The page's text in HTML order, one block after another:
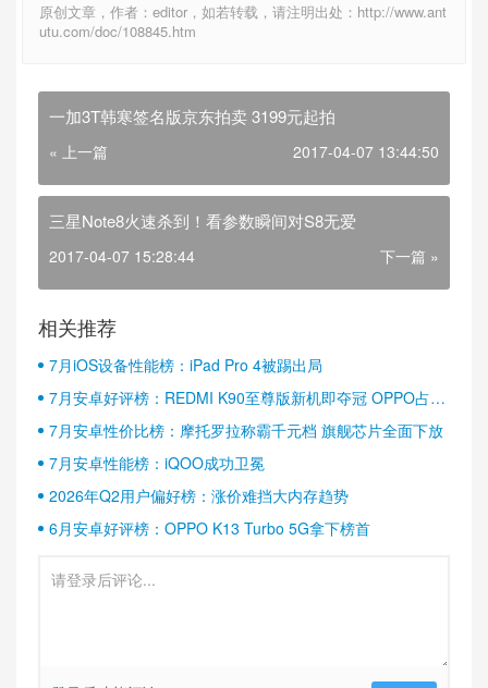
原创文章，作者：editor，如若转载，请注明出处：http://www.ant
utu.com/doc/108845.htm
一加3T韩寒签名版京东拍卖 3199元起拍
« 上一篇 2017-04-07 13:44:50
三星Note8火速杀到！看参数瞬间对S8无爱
2017-04-07 15:28:44 下一篇 »
相关推荐
7月iOS设备性能榜：iPad Pro 4被踢出局
7月安卓好评榜：REDMI K90至尊版新机即夺冠 OPPO占据
半壁江山
7月安卓性价比榜：摩托罗拉称霸千元档 旗舰芯片全面下放
7月安卓性能榜：iQOO成功卫冕
2026年Q2用户偏好榜：涨价难挡大内存趋势
6月安卓好评榜：OPPO K13 Turbo 5G拿下榜首